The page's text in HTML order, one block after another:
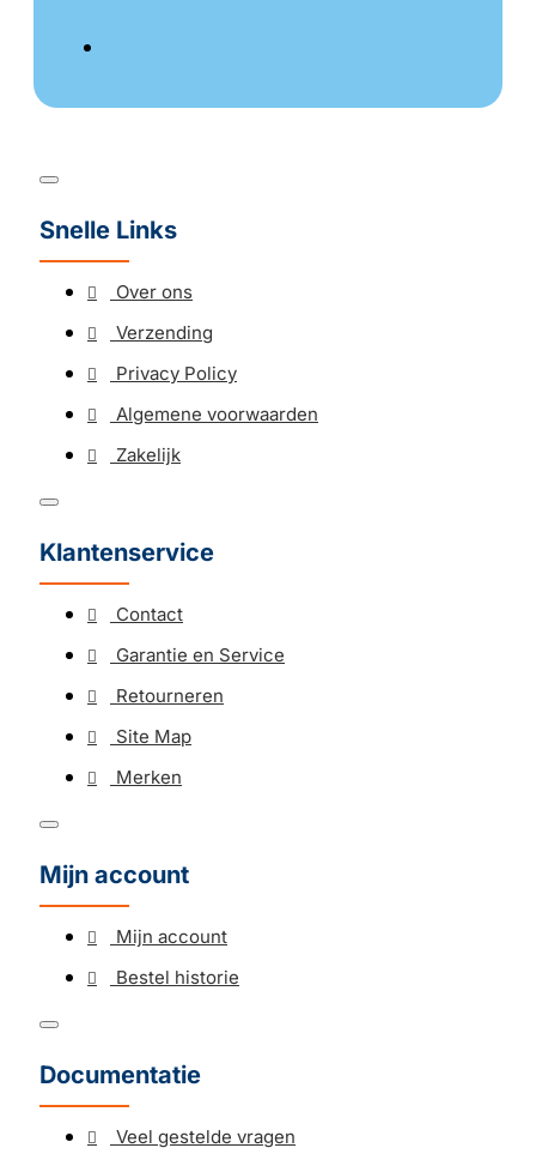
Snelle Links
Over ons
Verzending
Privacy Policy
Algemene voorwaarden
Zakelijk
Klantenservice
Contact
Garantie en Service
Retourneren
Site Map
Merken
Mijn account
Mijn account
Bestel historie
Documentatie
Veel gestelde vragen